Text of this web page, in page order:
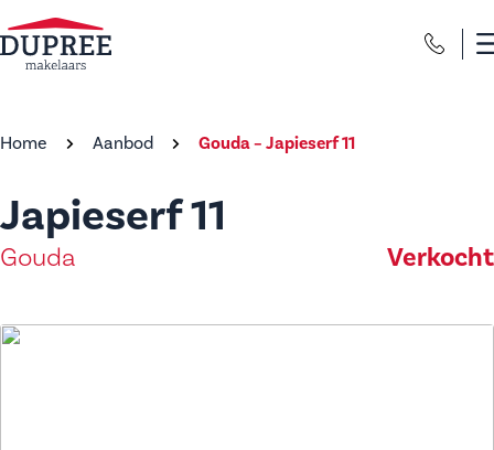
Home Aanbod Gouda – Japieserf 11
Japieserf 11
Gouda Verkocht